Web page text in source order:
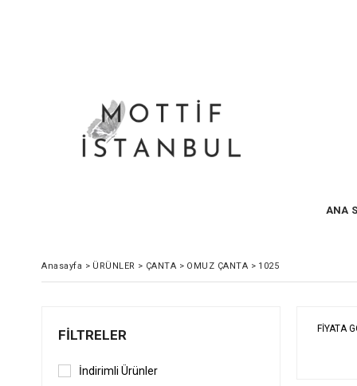
ANA
Anasayfa > ÜRÜNLER > ÇANTA > OMUZ ÇANTA > 1025
FILTRELER
İndirimli Ürünler
FIYATA